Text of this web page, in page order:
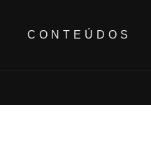
CONTEÚDOS